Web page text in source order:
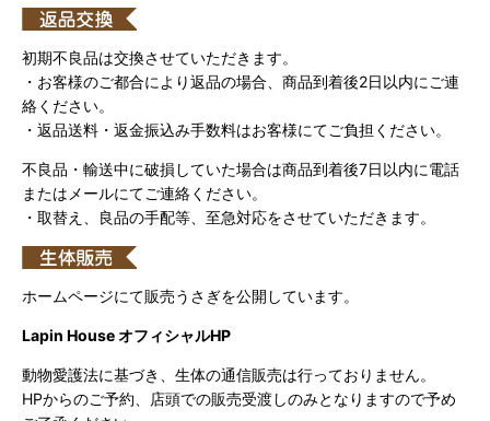
初期不良品は交換させていただきます。
・お客様のご都合により返品の場合、商品到着後2日以内にご連
絡ください。
・返品送料・返金振込み手数料はお客様にてご負担ください。
不良品・輸送中に破損していた場合は商品到着後7日以内に電話
またはメールにてご連絡ください。
・取替え、良品の手配等、至急対応をさせていただきます。
ホームページにて販売うさぎを公開しています。
Lapin House オフィシャルHP
動物愛護法に基づき、生体の通信販売は行っておりません。
HPからのご予約、店頭での販売受渡しのみとなりますので予め